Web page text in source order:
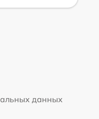
данных